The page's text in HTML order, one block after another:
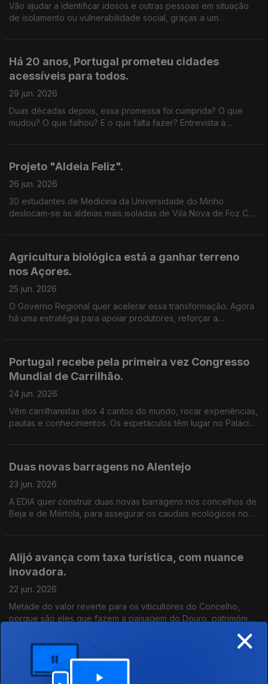
Vão ajudar a identificar idosos e outras pessoas em situação
de isolamento ou vulnerabilidade social, graças a um
Há 20 anos, Portugal prometeu cidades
acessíveis para todos.
29 jun. 2026
Duas décadas depois, essa promessa foi cumprida? O que
mudou? O que falhou? E o que falta fazer? Entrevista à
Projeto "Aldeia Feliz".
26 jun. 2026
30 estudantes de Medicina da Universidade do Minho
deslocam-se às aldeias mais isoladas de Vila Nova de Foz Côa
Agricultura biológica está a ganhar terreno
nos Açores.
25 jun. 2026
O Governo Regional quer acelerar essa transformação. Agora
há uma estratégia para apoiar produtores, reforçar a
Portugal recebe pela primeira vez Congresso
Mundial de Carrilhão.
24 jun. 2026
Vêm carrilhanistas dos 4 cantos do mundo, rocar experiências,
pautas e conhecimentos. Os espetáculos têm lugar no Palácio
Duas novas barragens no Alentejo
23 jun. 2026
A EDIA quer construir duas novas barragens nos concelhos de
Beja e de Mértola, para assegurar os caudais ecológicos no
Alijó avança com taxa turística, com nuance
inovadora.
22 jun. 2026
Metade do valor reverte para os viticultores do Concelho,
porque são eles que fazem a paisagem do Douro, património
do próximo ano. Edição de Cláudia Costa.
Campo de tiro de Alcochete
19 jun. 2026
×